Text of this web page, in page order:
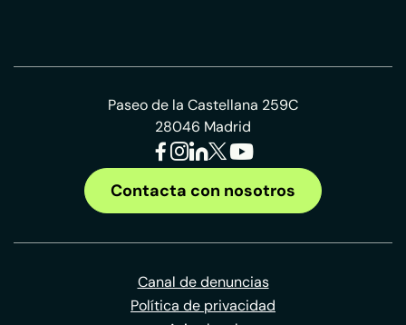
Paseo de la Castellana 259C
28046 Madrid
Contacta con nosotros
Canal de denuncias
Política de privacidad